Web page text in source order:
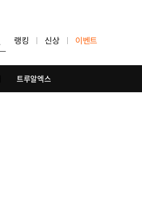
랭킹 신상 이벤트
트루알엑스